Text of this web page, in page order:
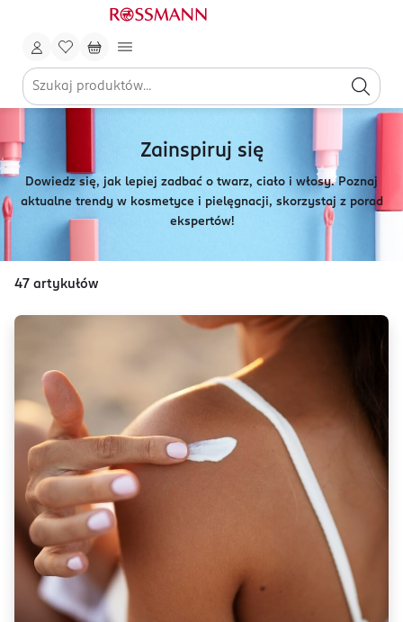
Zainspiruj się
Dowiedz się, jak lepiej zadbać o twarz, ciało i włosy. Poznaj
aktualne trendy w kosmetyce i pielęgnacji, skorzystaj z porad
ekspertów!
47 artykułów